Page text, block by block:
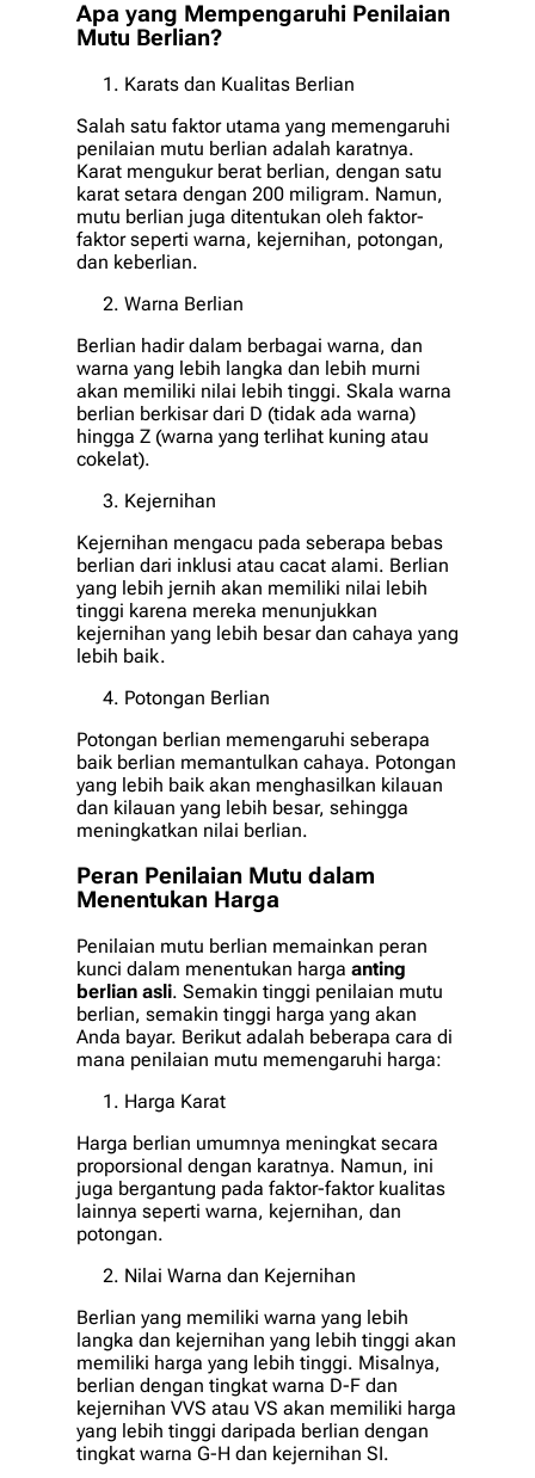
Apa yang Mempengaruhi Penilaian
Mutu Berlian?
Karats dan Kualitas Berlian
Salah satu faktor utama yang memengaruhi
penilaian mutu berlian adalah karatnya.
Karat mengukur berat berlian, dengan satu
karat setara dengan 200 miligram. Namun,
mutu berlian juga ditentukan oleh faktor-
faktor seperti warna, kejernihan, potongan,
dan keberlian.
Warna Berlian
Berlian hadir dalam berbagai warna, dan
warna yang lebih langka dan lebih murni
akan memiliki nilai lebih tinggi. Skala warna
berlian berkisar dari D (tidak ada warna)
hingga Z (warna yang terlihat kuning atau
cokelat).
Kejernihan
Kejernihan mengacu pada seberapa bebas
berlian dari inklusi atau cacat alami. Berlian
yang lebih jernih akan memiliki nilai lebih
tinggi karena mereka menunjukkan
kejernihan yang lebih besar dan cahaya yang
lebih baik.
Potongan Berlian
Potongan berlian memengaruhi seberapa
baik berlian memantulkan cahaya. Potongan
yang lebih baik akan menghasilkan kilauan
dan kilauan yang lebih besar, sehingga
meningkatkan nilai berlian.
Peran Penilaian Mutu dalam
Menentukan Harga
Penilaian mutu berlian memainkan peran
kunci dalam menentukan harga anting
berlian asli. Semakin tinggi penilaian mutu
berlian, semakin tinggi harga yang akan
Anda bayar. Berikut adalah beberapa cara di
mana penilaian mutu memengaruhi harga:
Harga Karat
Harga berlian umumnya meningkat secara
proporsional dengan karatnya. Namun, ini
juga bergantung pada faktor-faktor kualitas
lainnya seperti warna, kejernihan, dan
potongan.
Nilai Warna dan Kejernihan
Berlian yang memiliki warna yang lebih
langka dan kejernihan yang lebih tinggi akan
memiliki harga yang lebih tinggi. Misalnya,
berlian dengan tingkat warna D-F dan
kejernihan VVS atau VS akan memiliki harga
yang lebih tinggi daripada berlian dengan
tingkat warna G-H dan kejernihan SI.